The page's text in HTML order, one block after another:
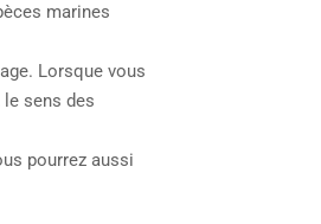
marines
Lorsque vous
le sens des
pourrez aussi